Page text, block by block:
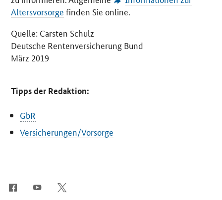
Altersvorsorge finden Sieonline.
Quelle: Carsten Schulz
Deutsche Rentenversicherung Bund
März 2019
Tipps der Redaktion:
GbR
Versicherungen/Vorsorge